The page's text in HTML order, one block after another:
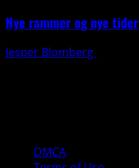
Nye rammer og nye tider
Jesper Blomberg
DMCA